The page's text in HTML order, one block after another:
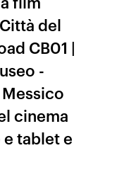
del
CB01 |
-
cinema
tablet e